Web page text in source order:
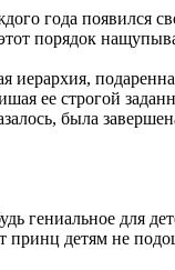
года
порядок
ее строгой
была
гениальное для
принц детям не